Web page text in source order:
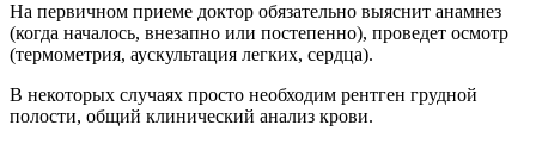
На первичном приеме доктор обязательно выяснит анамнез
(когда началось, внезапно или постепенно), проведет осмотр
(термометрия, аускультация легких, сердца).
В некоторых случаях просто необходим рентген грудной
полости, общий клинический анализ крови.